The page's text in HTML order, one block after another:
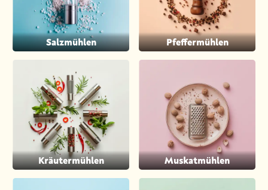
Salzmühlen Pfeffermühlen
Kräutermühlen Muskatmühlen